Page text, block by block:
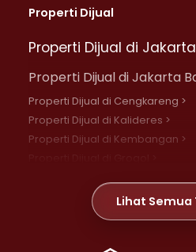
Properti Dijual
Properti Dijual di
Properti Dijual di Jakarta
Properti Dijual di Cengkareng >
Properti Dijual di Kalideres >
Properti Dijual di Kembangan >
Properti Dijual di Meruya >
Properti Dijual di Jelambar >
Lihat Semua